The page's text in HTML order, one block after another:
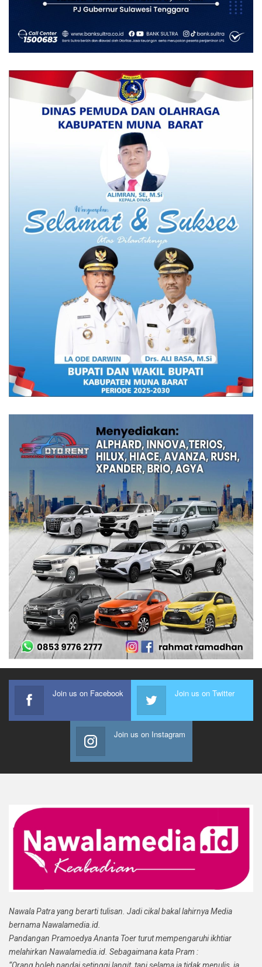
Join us on Facebook Join us on Twitter
Join us on Instagram
Nawala Patra yang berarti tulisan. Jadi cikal bakal lahirnya Media
bernama Nawalamedia.id.
Pandangan Pramoedya Ananta Toer turut mempengaruhi ikhtiar
melahirkan Nawalamedia.id. Sebagaimana kata Pram :